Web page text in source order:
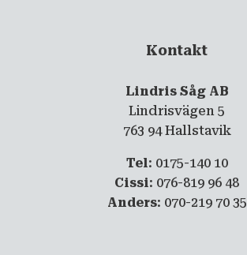
Kontakt
Lindris Såg AB
Lindrisvägen 5
763 94 Hallstavik
Tel: 0175-140 10
Cissi: 076-819 96 48
Anders: 070-219 70 35